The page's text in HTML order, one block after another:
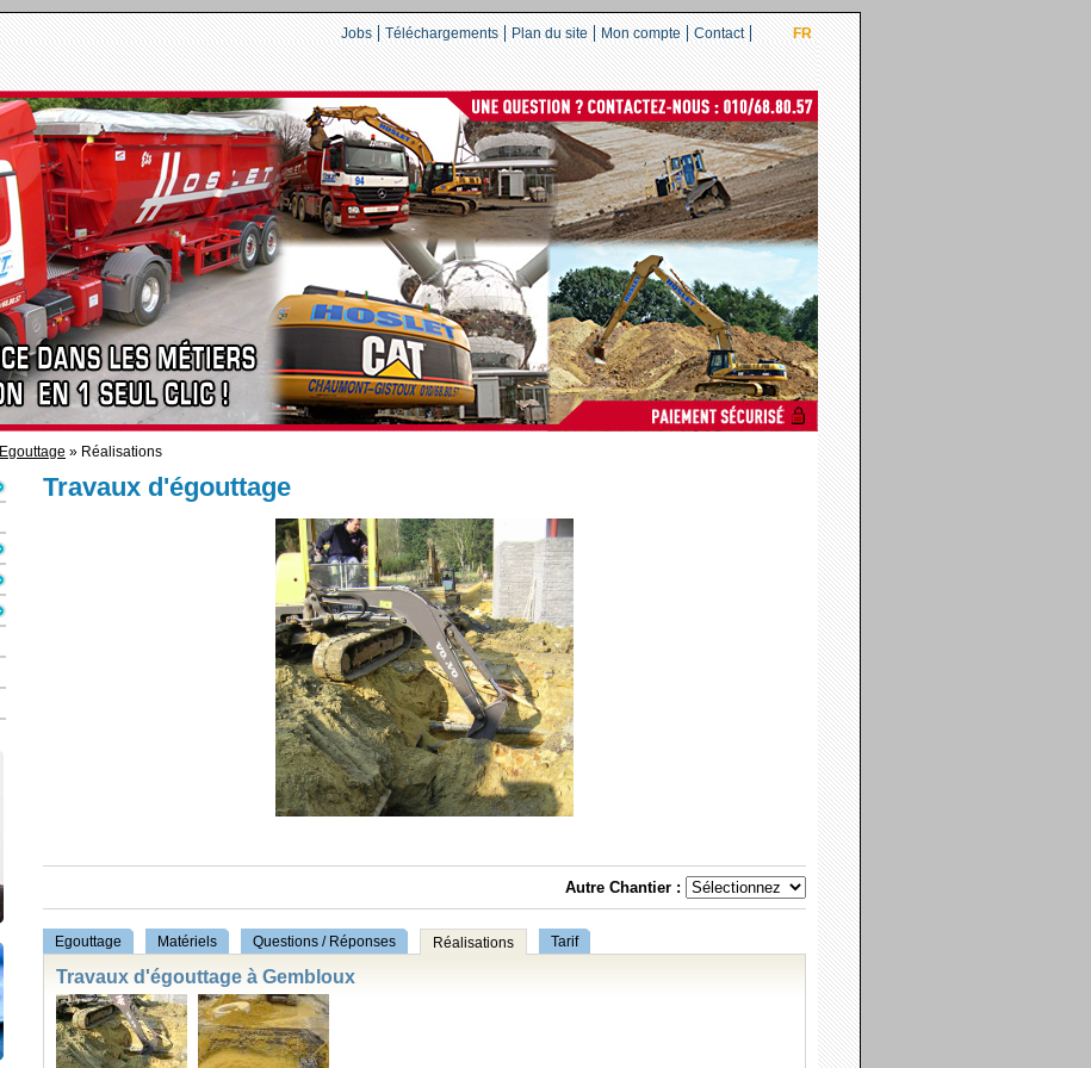
Jobs Téléchargements Plan du site Mon compte Contact FR
Egouttage » Réalisations
Travaux d'égouttage
Autre Chantier :
Egouttage Matériels Questions / Réponses Réalisations Tarif
Travaux d'égouttage à Gembloux